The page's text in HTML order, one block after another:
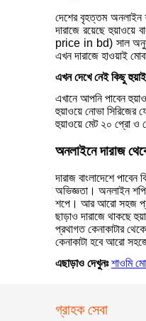
দেশের বৃহত্তম অনলাইন
দারাজে রয়েছে
price in bd) সাল
এখন দারাজে হাওয়াই
এখন দেখে নেই কিছু
এখানে আপনি পাবেন
হুয়াওয়ে নোভা
হুয়াওয়ে মেট ২০ প্রো ও
অনলাইনে দারাজ
দারাজ বাংলাদেশে
অভিজ্ঞতা। অনলাইন
শপে। আর আরো সহজ
ছাড়াও দারাজে থাকছে
প্রথাগত কেনাকাটার
কেনাকাটা হবে আরো
এছাড়াও দেখুনঃ শাওমি
গ্রাহক সেবা